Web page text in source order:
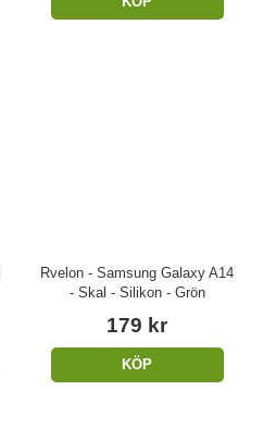
Rvelon - Samsung Galaxy A14
- Skal - Silikon - Grön
179 kr
KÖP